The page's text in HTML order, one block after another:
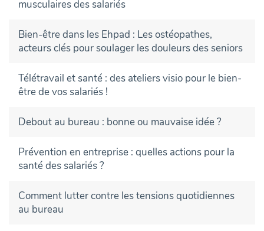
musculaires des salariés
Bien-être dans les Ehpad : Les ostéopathes,
acteurs clés pour soulager les douleurs des seniors
Télétravail et santé : des ateliers visio pour le bien-
être de vos salariés !
Debout au bureau : bonne ou mauvaise idée ?
Prévention en entreprise : quelles actions pour la
santé des salariés ?
Comment lutter contre les tensions quotidiennes
au bureau